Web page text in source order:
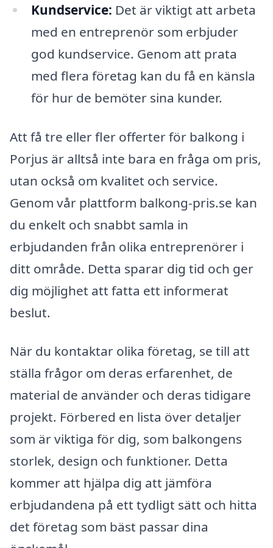
Kundservice: Det är viktigt att arbeta
med en entreprenör som erbjuder
god kundservice. Genom att prata
med flera företag kan du få en känsla
för hur de bemöter sina kunder.
Att få tre eller fler offerter för balkong i
Porjus är alltså inte bara en fråga om pris,
utan också om kvalitet och service.
Genom vår plattform balkong-pris.se kan
du enkelt och snabbt samla in
erbjudanden från olika entreprenörer i
ditt område. Detta sparar dig tid och ger
dig möjlighet att fatta ett informerat
beslut.
När du kontaktar olika företag, se till att
ställa frågor om deras erfarenhet, de
material de använder och deras tidigare
projekt. Förbered en lista över detaljer
som är viktiga för dig, som balkongens
storlek, design och funktioner. Detta
kommer att hjälpa dig att jämföra
erbjudandena på ett tydligt sätt och hitta
det företag som bäst passar dina